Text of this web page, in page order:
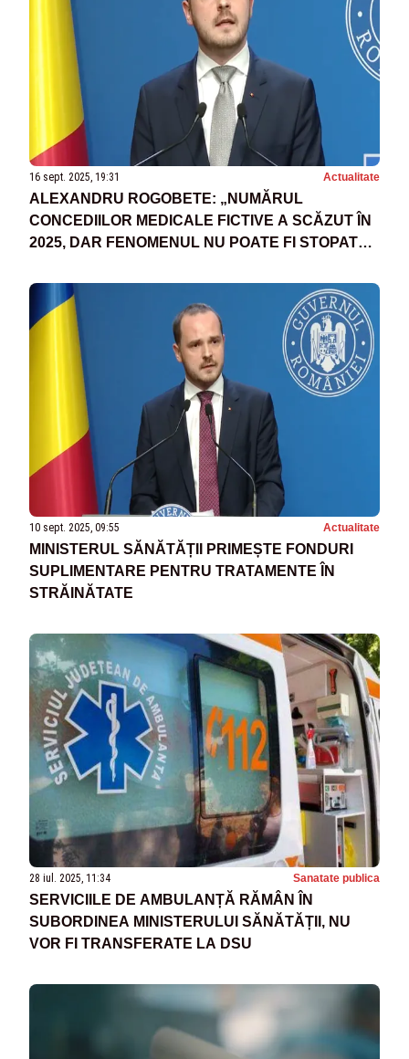
16 sept. 2025, 19:31 Actualitate
ALEXANDRU ROGOBETE: „NUMĂRUL
CONCEDIILOR MEDICALE FICTIVE A SCĂZUT ÎN
2025, DAR FENOMENUL NU POATE FI STOPAT
10 sept. 2025, 09:55 Actualitate
MINISTERUL SĂNĂTĂȚII PRIMEȘTE FONDURI
SUPLIMENTARE PENTRU TRATAMENTE ÎN
STRĂINĂTATE
28 iul. 2025, 11:34 Sanatate publica
SERVICIILE DE AMBULANȚĂ RĂMÂN ÎN
SUBORDINEA MINISTERULUI SĂNĂTĂȚII, NU
VOR FI TRANSFERATE LA DSU